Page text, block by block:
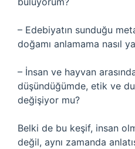
– Edebiyatın sunduğu
doğamı anlamama nasıl
– İnsan ve hayvan
düşündüğümde, etik ve
değişiyor mu?
Belki de bu keşif, insan
değil, aynı zamanda